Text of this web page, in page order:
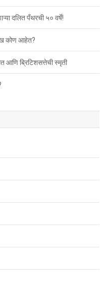
दलित पँथरची ५० वर्षे!
कोण आहेत?
आणि ब्रिटिशसत्तेची स्मृती